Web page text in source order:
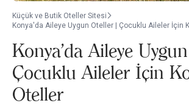
Küçük ve Butik Oteller Sitesi
Konya'da Aileye Uygun Oteller | Çocuklu Aileler İçin
Konya'da Aileye
Çocuklu Aileler İçin
Oteller